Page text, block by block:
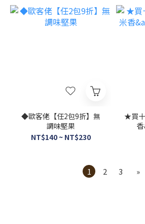
◆歐客佬【任2包9折】無
調味堅果
NT$140 ~ NT$230
★買
1 2 3 »